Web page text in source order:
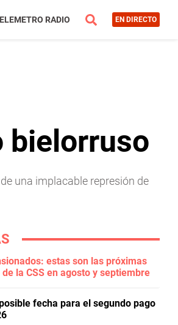
RADIO EN DIRECTO
bielorruso
una implacable represión de
estas son las próximas
la CSS en agosto y septiembre
fecha para el segundo pago